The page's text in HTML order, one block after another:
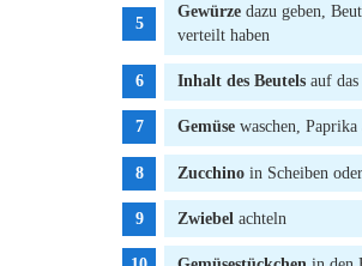
Gewürze dazu geben,
verteilt haben
Inhalt des Beutels auf
Gemüse waschen,
Zucchino in Scheiben
Zwiebel achteln